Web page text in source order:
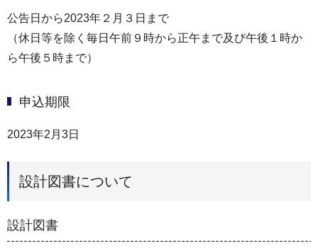
公告日から2023年２月３日まで
（休日等を除く毎日午前９時から正午まで及び午後１時か
ら午後５時まで）
申込期限
2023年2月3日
設計図書について
設計図書